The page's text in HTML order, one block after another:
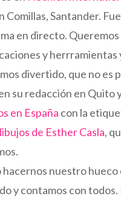
Comillas, Santander.
en directo.
y
divertido, que no
su redacción en Quito
en España con la
de Esther Casla,
nuestro
y contamos con